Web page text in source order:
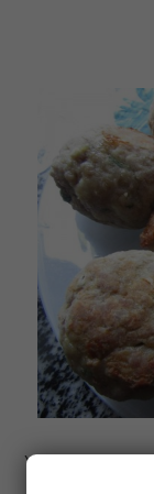
Yo no las frío las